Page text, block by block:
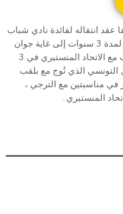
انتقاله لفائدة نادي شباب
بلوزداد الجزائري في صفقة انتقال حر لمدة 3 سنوات إلى غاية جوان
2029 ، للاشارة فإن تقا سبق له اللعب مع الاتحاد المنستيري في 3
التونسي الذي تُوج مع بلقب
مناسبتين مع الترجي ،
المنستيري .